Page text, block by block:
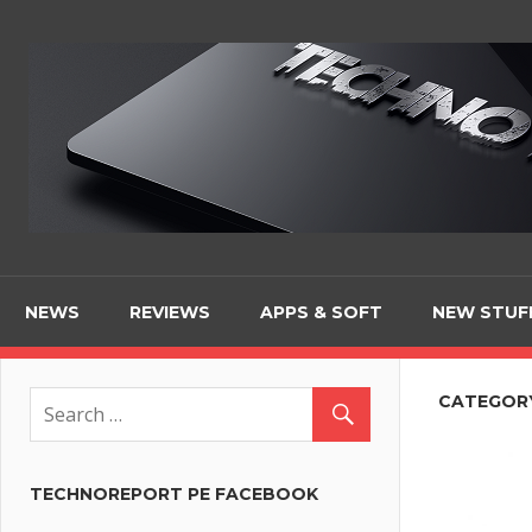
NEWS REVIEWS APPS & SOFT NEW
TECHNOREPORT PE FACEBOOK